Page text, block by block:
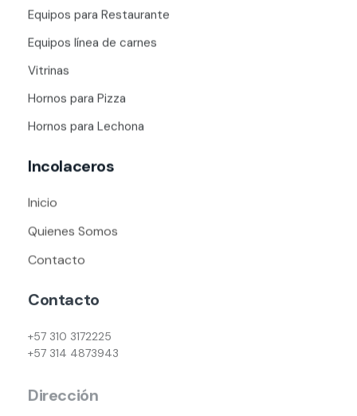
Equipos para Restaurante
Equipos línea de carnes
Vitrinas
Hornos para Pizza
Hornos para Lechona
Incolaceros
Inicio
Quienes Somos
Contacto
Contacto
+57 310 3172225
+57 314 4873943
Dirección